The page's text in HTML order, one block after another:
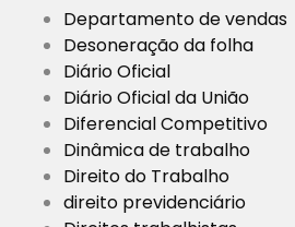
Departamento de vendas
Desoneração da folha
Diário Oficial
Diário Oficial da União
Diferencial Competitivo
Dinâmica de trabalho
Direito do Trabalho
direito previdenciário